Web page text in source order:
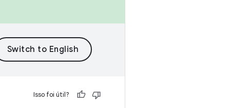
Isso foi útil?